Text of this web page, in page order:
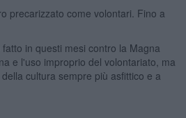
precarizzato come volontari. Fino a
in questi mesi contro la Magna
e l'uso improprio del volontariato, ma
cultura sempre più asfittico e a